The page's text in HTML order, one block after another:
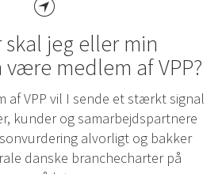
jeg eller min
medlem af VPP?
af VPP vil I sende et stærkt signal
kunder og samarbejdspartnere
alvorligt og bakker
danske branchecharter på